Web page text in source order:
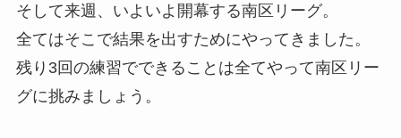
そして来週、いよいよ開幕する南区リーグ。
全てはそこで結果を出すためにやってきました。
残り3回の練習でできることは全てやって南区リー
グに挑みましょう。